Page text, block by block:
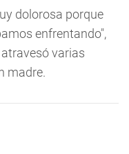
dolorosa porque
enfrentando",
varias
madre.